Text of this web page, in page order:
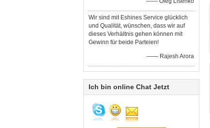
Wir sind mit Eshines Service glücklich
und Qualität, wünschen, dass wir auf
dieses Verhältnis gehen können mit
Gewinn für beide Parteien!
—— Rajesh Arora
Ich bin online Chat Jetzt